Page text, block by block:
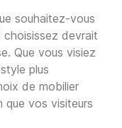
souhaitez-vous
choisissez devrait
Que vous visiez
plus
de mobilier
que vos visiteurs